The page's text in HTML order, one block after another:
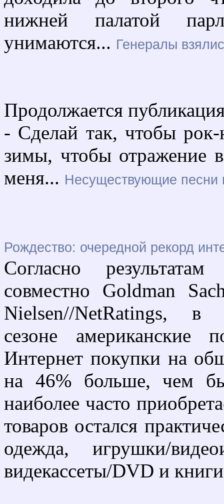
нижней палатой
унимаются... Генералы
Продолжается
- Сделай так, чтобы рок-
зимы, чтобы отражение
меня... Несуществующие песни
Рождество: очередной рекорд
Согласно результатам
совместно Goldman
Nielsen//NetRatings, в
сезоне американские
Интернет покупки на
на 46% больше, чем
наиболее часто
товаров остался
одежда, игрушки/
видекассеты/DVD и